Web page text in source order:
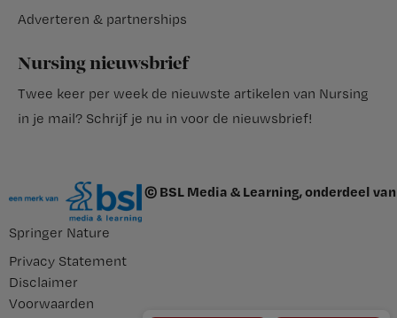
Adverteren & partnerships
Nursing nieuwsbrief
Twee keer per week de nieuwste artikelen van Nursing
in je mail? Schrijf je nu in voor de nieuwsbrief!
© BSL Media & Learning, onderdeel van
Springer Nature
Privacy Statement
Disclaimer
Voorwaarden